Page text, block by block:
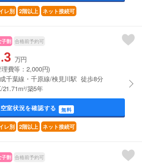
レ別 2階以上 ネット接続可
子割 合格前予約可
万円
理費等：2,000円)
千葉線・千原線/検見川駅 徒歩8分
21.71m²/築5年
空室状況を確認する 無料
レ別 2階以上 ネット接続可
子割 合格前予約可